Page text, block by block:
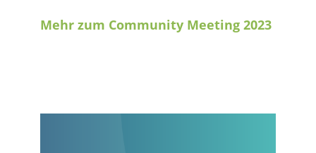
Mehr zum Community Meeting 2023